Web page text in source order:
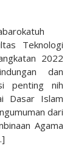
Teknologi
2022
dan
penting nih
Dasar Islam
dari
Agama